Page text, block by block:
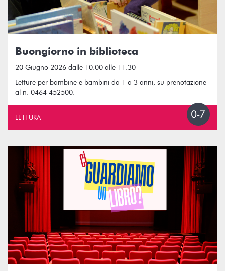
Buongiorno in biblioteca
20 Giugno 2026 dalle 10.00 alle 11.30
Letture per bambine e bambini da 1 a 3 anni, su prenotazione
al n. 0464 452500.
LETTURA